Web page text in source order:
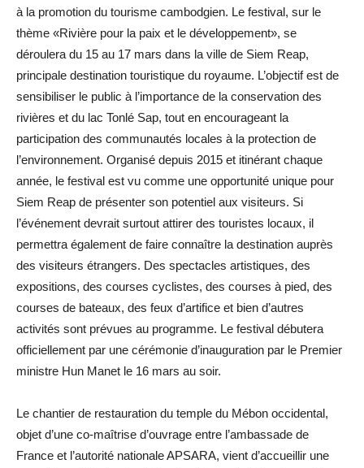
à la promotion du tourisme cambodgien. Le festival, sur le
thème «Rivière pour la paix et le développement», se
déroulera du 15 au 17 mars dans la ville de Siem Reap,
principale destination touristique du royaume. L’objectif est de
sensibiliser le public à l’importance de la conservation des
rivières et du lac Tonlé Sap, tout en encourageant la
participation des communautés locales à la protection de
l’environnement. Organisé depuis 2015 et itinérant chaque
année, le festival est vu comme une opportunité unique pour
Siem Reap de présenter son potentiel aux visiteurs. Si
l’événement devrait surtout attirer des touristes locaux, il
permettra également de faire connaître la destination auprès
des visiteurs étrangers. Des spectacles artistiques, des
expositions, des courses cyclistes, des courses à pied, des
courses de bateaux, des feux d’artifice et bien d’autres
activités sont prévues au programme. Le festival débutera
officiellement par une cérémonie d’inauguration par le Premier
ministre Hun Manet le 16 mars au soir.
Le chantier de restauration du temple du Mébon occidental,
objet d’une co-maîtrise d’ouvrage entre l’ambassade de
France et l’autorité nationale APSARA, vient d’accueillir une